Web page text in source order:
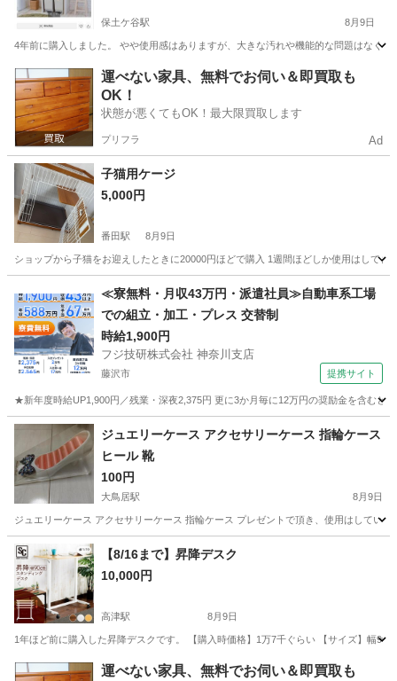
保土ケ谷駅 8月9日
4年前に購入しました。 やや使用感はありますが、大きな汚れや機能的な問題はなく
神奈川 横浜市 保土ケ谷駅 その他
運べない家具、無料でお伺い＆即買取も
OK！
状態が悪くてもOK！最大限買取します
プリフラ Ad
子猫用ケージ
5,000円
番田駅 8月9日
ショップから子猫をお迎えしたときに20000円ほどで購入 1週間ほどしか使用はして
番田駅 その他
≪寮無料・月収43万円・派遣社員≫自動車系工場
での組立・加工・プレス 交替制
時給1,900円
フジ技研株式会社 神奈川支店
藤沢市 提携サイト
★新年度時給UP1,900円／残業・深夜2,375円 更に3か月毎に12万円の奨励金を含む
神奈川 藤沢市 その他
ジュエリーケース アクセサリーケース 指輪ケース
ヒール 靴
100円
大鳥居駅 8月9日
ジュエリーケース アクセサリーケース 指輪ケース プレゼントで頂き、使用はしてい
神奈川 横浜市 大鳥居駅 インテリア雑貨/小物
【8/16まで】昇降デスク
10,000円
高津駅 8月9日
1年ほど前に購入した昇降デスクです。 【購入時価格】1万7千ぐらい 【サイズ】幅
神奈川 川崎市 高津駅 テーブル デスク
運べない家具、無料でお伺い＆即買取も